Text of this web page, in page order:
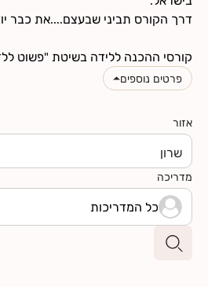
קורסי ההכנה ללידה בשיטת "פשוט
קורס הכנה ללידה "רגיל" ובנוסף
התורמים ליצירת חוויית לידה טובה
הנלמדים בקורס את מוזמנת לראות
יש לך שאלות נוספות תסתכלי בעמוד
הקורס בנוי במתכונת של סדנה. כל
השבועיים, שאורכו של כל מפגש שלוש
לצד מידע חשוב וטיפים שתזדקקו להם
פרטים נוספים
אזור
שרון
מדריכה
כל המדריכות